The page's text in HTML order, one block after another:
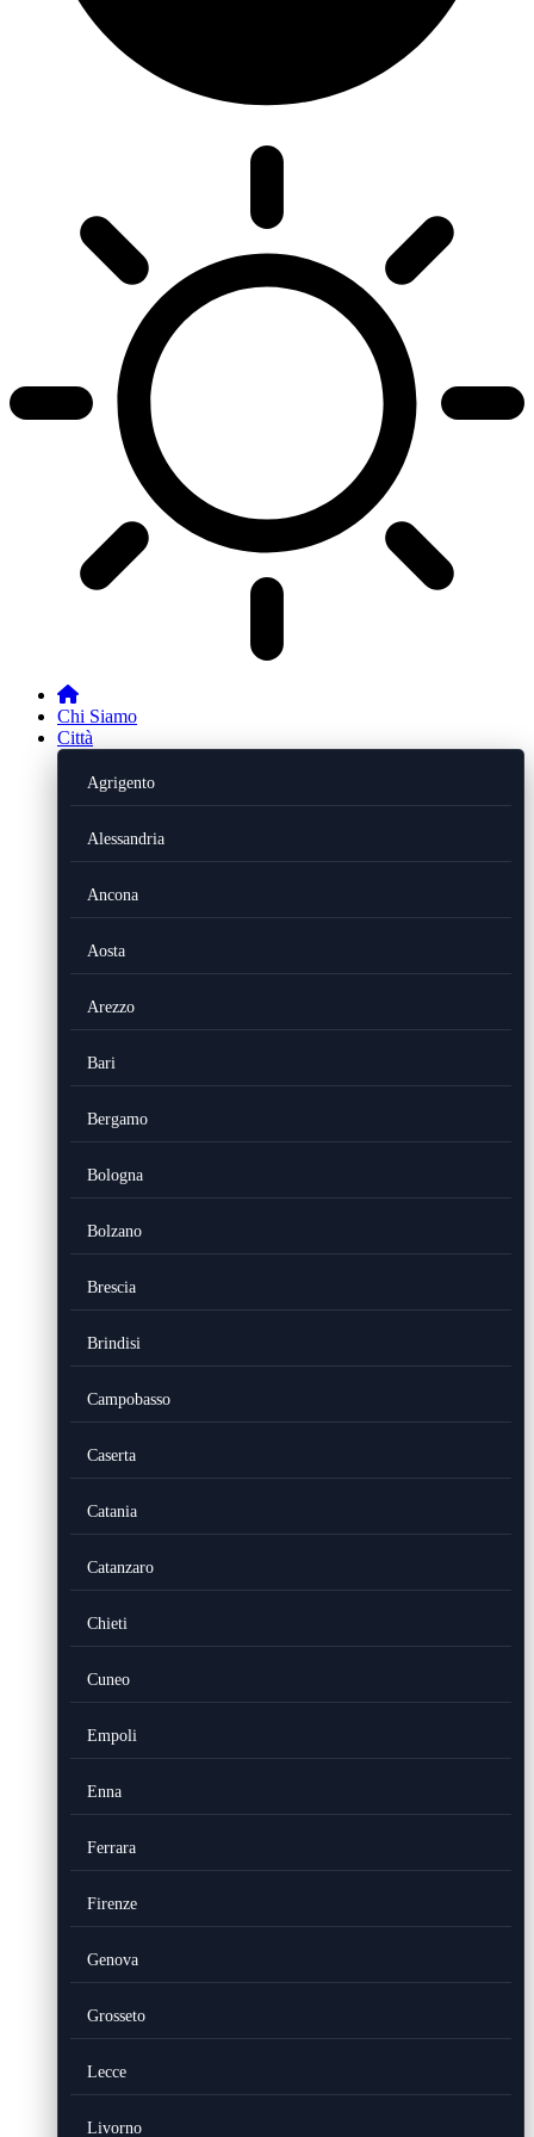
Chi Siamo
Città
Agrigento
Alessandria
Ancona
Aosta
Arezzo
Bari
Bergamo
Bologna
Bolzano
Brescia
Brindisi
Campobasso
Caserta
Catania
Catanzaro
Chieti
Cuneo
Empoli
Enna
Ferrara
Firenze
Genova
Grosseto
Lecce
Livorno